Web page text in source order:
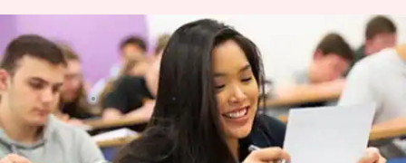
बोर्ड परीक्षा 2020 से पहले इन टिप्स
को अपनाकर बढ़ाएं अपनी याददाश्त
मोना दीक्षित Dec 21, 2019 06:36 pm
क्या है खबर?